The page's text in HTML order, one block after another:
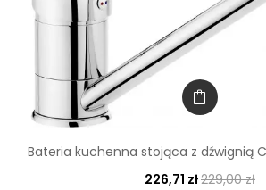
Bateria kuchenna stojąca z dźwignią
226,71 zł229,00 zł